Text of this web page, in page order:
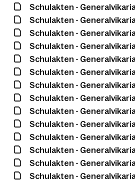
Schulakten -
Schulakten -
Schulakten -
Schulakten -
Schulakten -
Schulakten -
Schulakten -
Schulakten -
Schulakten -
Schulakten -
Schulakten -
Schulakten -
Schulakten -
Schulakten -